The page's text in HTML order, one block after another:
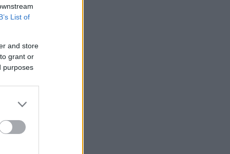
List of
and store
grant or
purposes